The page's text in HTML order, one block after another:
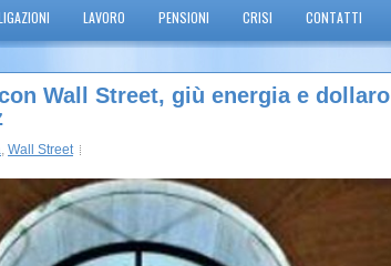
LAVORO PENSIONI CRISI CONTATTI
Wall Street, giù energia e dollaro
, Wall Street